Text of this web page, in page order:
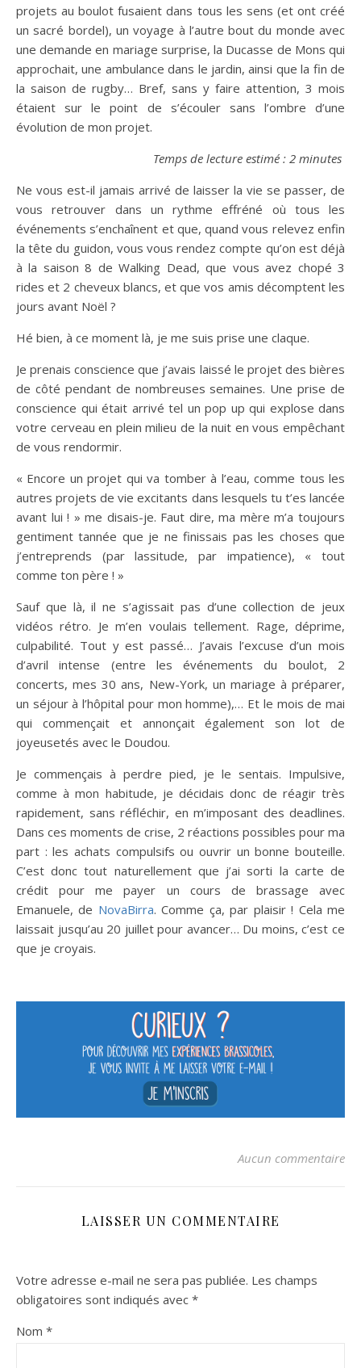
projets au boulot fusaient dans tous les sens (et ont créé
un sacré bordel), un voyage à l’autre bout du monde avec
une demande en mariage surprise, la Ducasse de Mons qui
approchait, une ambulance dans le jardin, ainsi que la fin de
la saison de rugby… Bref, sans y faire attention, 3 mois
étaient sur le point de s’écouler sans l’ombre d’une
évolution de mon projet.
Temps de lecture estimé : 2 minutes
Ne vous est-il jamais arrivé de laisser la vie se passer, de
vous retrouver dans un rythme effréné où tous les
événements s’enchaînent et que, quand vous relevez enfin
la tête du guidon, vous vous rendez compte qu’on est déjà
à la saison 8 de Walking Dead, que vous avez chopé 3
rides et 2 cheveux blancs, et que vos amis décomptent les
jours avant Noël ?
Hé bien, à ce moment là, je me suis prise une claque.
Je prenais conscience que j’avais laissé le projet des bières
de côté pendant de nombreuses semaines. Une prise de
conscience qui était arrivé tel un pop up qui explose dans
votre cerveau en plein milieu de la nuit en vous empêchant
de vous rendormir.
« Encore un projet qui va tomber à l’eau, comme tous les
autres projets de vie excitants dans lesquels tu t’es lancée
avant lui ! » me disais-je. Faut dire, ma mère m’a toujours
gentiment tannée que je ne finissais pas les choses que
j’entreprends (par lassitude, par impatience), « tout
comme ton père ! »
Sauf que là, il ne s’agissait pas d’une collection de jeux
vidéos rétro. Je m’en voulais tellement. Rage, déprime,
culpabilité. Tout y est passé… J’avais l’excuse d’un mois
d’avril intense (entre les événements du boulot, 2
concerts, mes 30 ans, New-York, un mariage à préparer,
un séjour à l’hôpital pour mon homme),… Et le mois de mai
qui commençait et annonçait également son lot de
joyeusetés avec le Doudou.
Je commençais à perdre pied, je le sentais. Impulsive,
comme à mon habitude, je décidais donc de réagir très
rapidement, sans réfléchir, en m’imposant des deadlines.
Dans ces moments de crise, 2 réactions possibles pour ma
part : les achats compulsifs ou ouvrir un bonne bouteille.
C’est donc tout naturellement que j’ai sorti la carte de
crédit pour me payer un cours de brassage avec
Emanuele, de NovaBirra. Comme ça, par plaisir ! Cela me
laissait jusqu’au 20 juillet pour avancer… Du moins, c’est ce
que je croyais.
Aucun commentaire
LAISSER UN COMMENTAIRE
Votre adresse e-mail ne sera pas publiée. Les champs
obligatoires sont indiqués avec *
Nom *